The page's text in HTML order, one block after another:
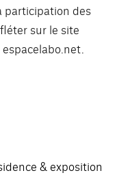
participation des
sur le site
& exposition